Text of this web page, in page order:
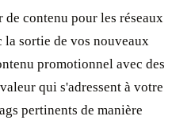
contenu pour les réseaux
sortie de vos nouveaux
promotionnel avec des
qui s'adressent à votre
pertinents de manière